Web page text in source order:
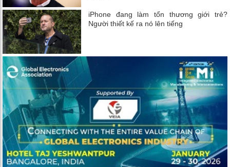
iPhone đang làm tổn thương giới trẻ?
Người thiết kế ra nó lên tiếng